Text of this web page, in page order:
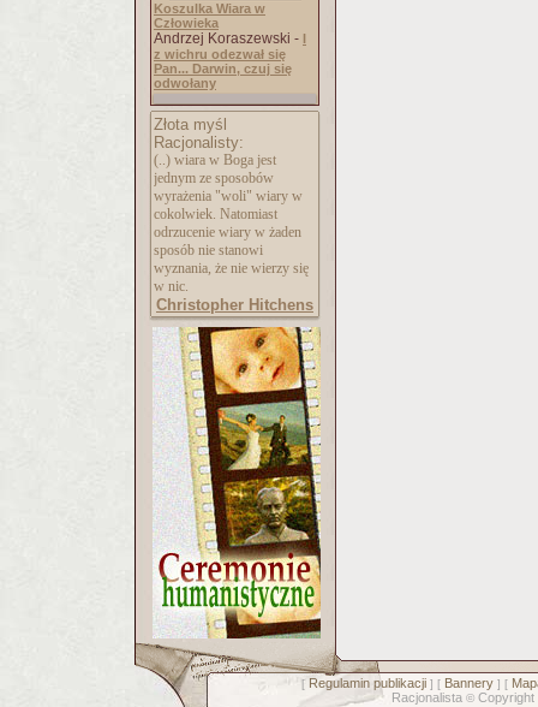
Koszulka Wiara w
Człowieka
Andrzej Koraszewski - I
z wichru odezwał się
Pan... Darwin, czuj się
odwołany
Złota myśl
Racjonalisty:
(..) wiara w Boga jest
jednym ze sposobów
wyrażenia "woli" wiary w
cokolwiek. Natomiast
odrzucenie wiary w żaden
sposób nie stanowi
wyznania, że nie wierzy się
w nic.
Christopher Hitchens
[ Regulamin publikacji] [ Bannery] [
Racjonalista © Copyright